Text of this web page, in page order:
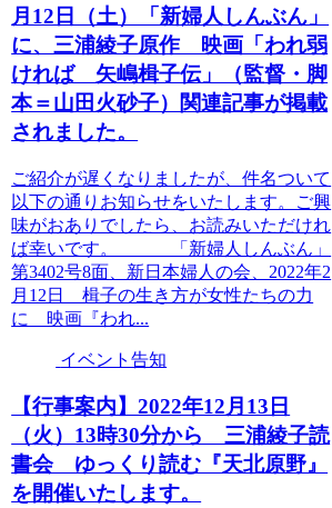
月12日（土）「新婦人しんぶん」
に、三浦綾子原作 映画「われ弱
ければ 矢嶋楫子伝」（監督・脚
本＝山田火砂子）関連記事が掲載
されました。
ご紹介が遅くなりましたが、件名ついて
以下の通りお知らせをいたします。ご興
味がおありでしたら、お読みいただけれ
ば幸いです。 「新婦人しんぶん」
第3402号8面、新日本婦人の会、2022年2
月12日 楫子の生き方が女性たちの力
に 映画『われ...
イベント告知
【行事案内】2022年12月13日
（火）13時30分から 三浦綾子読
書会 ゆっくり読む『天北原野』
を開催いたします。